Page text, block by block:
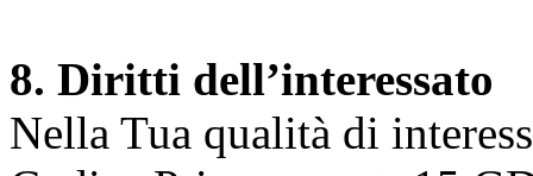
8. Diritti dell’interessato
Nella Tua qualità di